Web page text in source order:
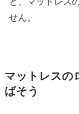
せん。
マットレスの
ばそう